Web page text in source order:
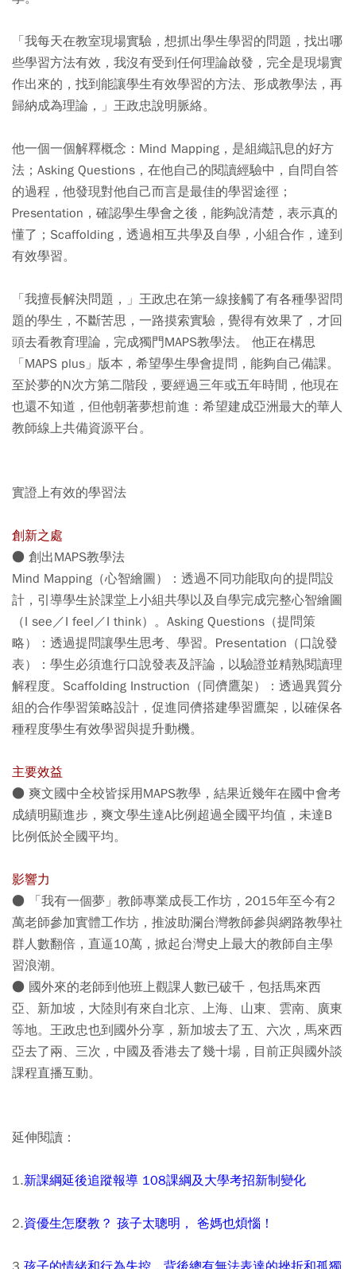
「我每天在教室現場實驗，想抓出學生學習的問題，找出哪
些學習方法有效，我沒有受到任何理論啟發，完全是現場實
作出來的，找到能讓學生有效學習的方法、形成教學法，再
歸納成為理論，」王政忠說明脈絡。
他一個一個解釋概念：Mind Mapping，是組織訊息的好方
法；Asking Questions，在他自己的閱讀經驗中，自問自答
的過程，他發現對他自己而言是最佳的學習途徑；
Presentation，確認學生學會之後，能夠說清楚，表示真的
懂了；Scaffolding，透過相互共學及自學，小組合作，達到
有效學習。
「我擅長解決問題，」王政忠在第一線接觸了有各種學習問
題的學生，不斷苦思，一路摸索實驗，覺得有效果了，才回
頭去看教育理論，完成獨門MAPS教學法。 他正在構思
「MAPS plus」版本，希望學生學會提問，能夠自己備課。
至於夢的N次方第二階段，要經過三年或五年時間，他現在
也還不知道，但他朝著夢想前進：希望建成亞洲最大的華人
教師線上共備資源平台。
實證上有效的學習法
創新之處
● 創出MAPS教學法
Mind Mapping（心智繪圖）：透過不同功能取向的提問設
計，引導學生於課堂上小組共學以及自學完成完整心智繪圖
（I see／I feel／I think）。Asking Questions（提問策
略）：透過提問讓學生思考、學習。Presentation（口說發
表）：學生必須進行口說發表及評論，以驗證並精熟閱讀理
解程度。Scaffolding Instruction（同儕鷹架）：透過異質分
組的合作學習策略設計，促進同儕搭建學習鷹架，以確保各
種程度學生有效學習與提升動機。
主要效益
● 爽文國中全校皆採用MAPS教學，結果近幾年在國中會考
成績明顯進步，爽文學生達A比例超過全國平均值，未達B
比例低於全國平均。
影響力
● 「我有一個夢」教師專業成長工作坊，2015年至今有2
萬老師參加實體工作坊，推波助瀾台灣教師參與網路教學社
群人數翻倍，直逼10萬，掀起台灣史上最大的教師自主學
習浪潮。
● 國外來的老師到他班上觀課人數已破千，包括馬來西
亞、新加坡，大陸則有來自北京、上海、山東、雲南、廣東
等地。王政忠也到國外分享，新加坡去了五、六次，馬來西
亞去了兩、三次，中國及香港去了幾十場，目前正與國外談
課程直播互動。
延伸閱讀：
1.新課綱延後追蹤報導 108課綱及大學考招新制變化
2.資優生怎麼教？ 孩子太聰明， 爸媽也煩惱！